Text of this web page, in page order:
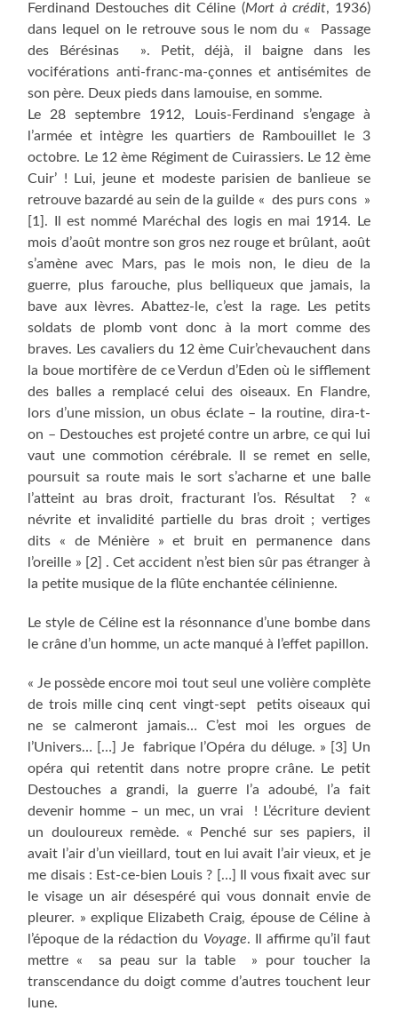
Ferdinand Destouches dit Céline (Mort à crédit, 1936)
dans lequel on le retrouve sous le nom du « Passage
des Bérésinas ». Petit, déjà, il baigne dans les
vociférations anti-franc-ma-çonnes et antisémites de
son père. Deux pieds dans lamouise, en somme.
Le 28 septembre 1912, Louis-Ferdinand s’engage à
l’armée et intègre les quartiers de Rambouillet le 3
octobre. Le 12 ème Régiment de Cuirassiers. Le 12 ème
Cuir’ ! Lui, jeune et modeste parisien de banlieue se
retrouve bazardé au sein de la guilde « des purs cons »
[1]. Il est nommé Maréchal des logis en mai 1914. Le
mois d’août montre son gros nez rouge et brûlant, août
s’amène avec Mars, pas le mois non, le dieu de la
guerre, plus farouche, plus belliqueux que jamais, la
bave aux lèvres. Abattez-le, c’est la rage. Les petits
soldats de plomb vont donc à la mort comme des
braves. Les cavaliers du 12 ème Cuir’chevauchent dans
la boue mortifère de ce Verdun d’Eden où le sifflement
des balles a remplacé celui des oiseaux. En Flandre,
lors d’une mission, un obus éclate – la routine, dira-t-
on – Destouches est projeté contre un arbre, ce qui lui
vaut une commotion cérébrale. Il se remet en selle,
poursuit sa route mais le sort s’acharne et une balle
l’atteint au bras droit, fracturant l’os. Résultat ? «
névrite et invalidité partielle du bras droit ; vertiges
dits « de Ménière » et bruit en permanence dans
l’oreille » [2] . Cet accident n’est bien sûr pas étranger à
la petite musique de la flûte enchantée célinienne.
Le style de Céline est la résonnance d’une bombe dans
le crâne d’un homme, un acte manqué à l’effet papillon.
« Je possède encore moi tout seul une volière complète
de trois mille cinq cent vingt-sept petits oiseaux qui
ne se calmeront jamais… C’est moi les orgues de
l’Univers… […] Je fabrique l’Opéra du déluge. » [3] Un
opéra qui retentit dans notre propre crâne. Le petit
Destouches a grandi, la guerre l’a adoubé, l’a fait
devenir homme – un mec, un vrai ! L’écriture devient
un douloureux remède. « Penché sur ses papiers, il
avait l’air d’un vieillard, tout en lui avait l’air vieux, et je
me disais : Est-ce-bien Louis ? […] Il vous fixait avec sur
le visage un air désespéré qui vous donnait envie de
pleurer. » explique Elizabeth Craig, épouse de Céline à
l’époque de la rédaction du Voyage. Il affirme qu’il faut
mettre « sa peau sur la table » pour toucher la
transcendance du doigt comme d’autres touchent leur
lune.